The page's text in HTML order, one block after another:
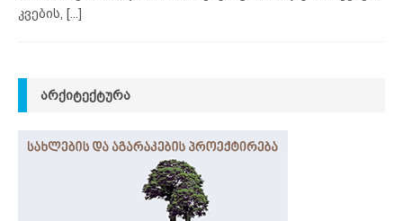
კვების,
[...]
ᲐᲠᲥᲘᲢᲔᲥᲢᲣᲠᲐ